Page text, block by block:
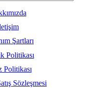
Şartları
Politikası
Politikası
Sözleşmesi